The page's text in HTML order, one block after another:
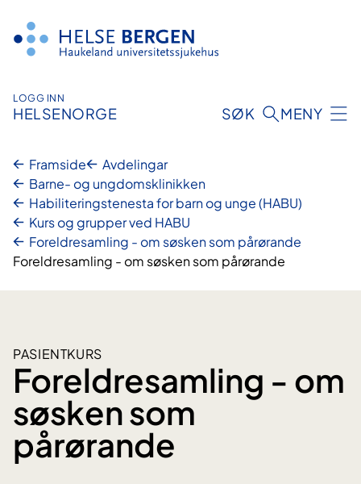
innhald
LOGG INN
HELSENORGE SØK MENY
Framside
Avdelingar
Barne- og ungdomsklinikken
Habiliterings­tenesta for barn og unge (HABU)
Kurs og grupper ved HABU
Foreldresamling - om søsken som pårørande
Foreldresamling - om søsken som pårørande
PASIENTKURS
Foreldresamling - om
søsken som
pårørande